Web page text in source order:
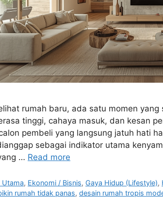
rumah baru, ada satu momen
tinggi, cahaya masuk, dan kesan
pembeli yang langsung jatuh hati
sebagai indikator utama
… Read more
Utama, Ekonomi / Bisnis, Gaya Hidup (Lifestyle),
rumah tidak panas,desain rumah tropis